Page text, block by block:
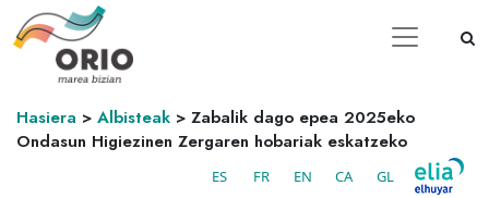
Hasiera > Albisteak > Zabalik dago epea 2025eko
Ondasun Higiezinen Zergaren hobariak eskatzeko
ES FR EN CA GL